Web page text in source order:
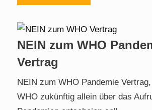
NEIN zum WHO
Vertrag
NEIN zum WHO Pandemie
WHO zukünftig allein über das